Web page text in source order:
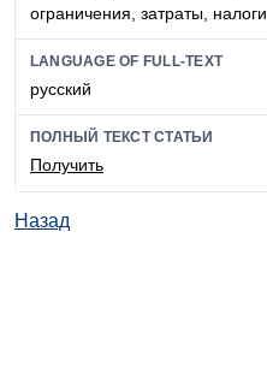
ограничения, затраты, налоги
LANGUAGE OF FULL-TEXT
русский
ПОЛНЫЙ ТЕКСТ СТАТЬИ
Получить
Назад